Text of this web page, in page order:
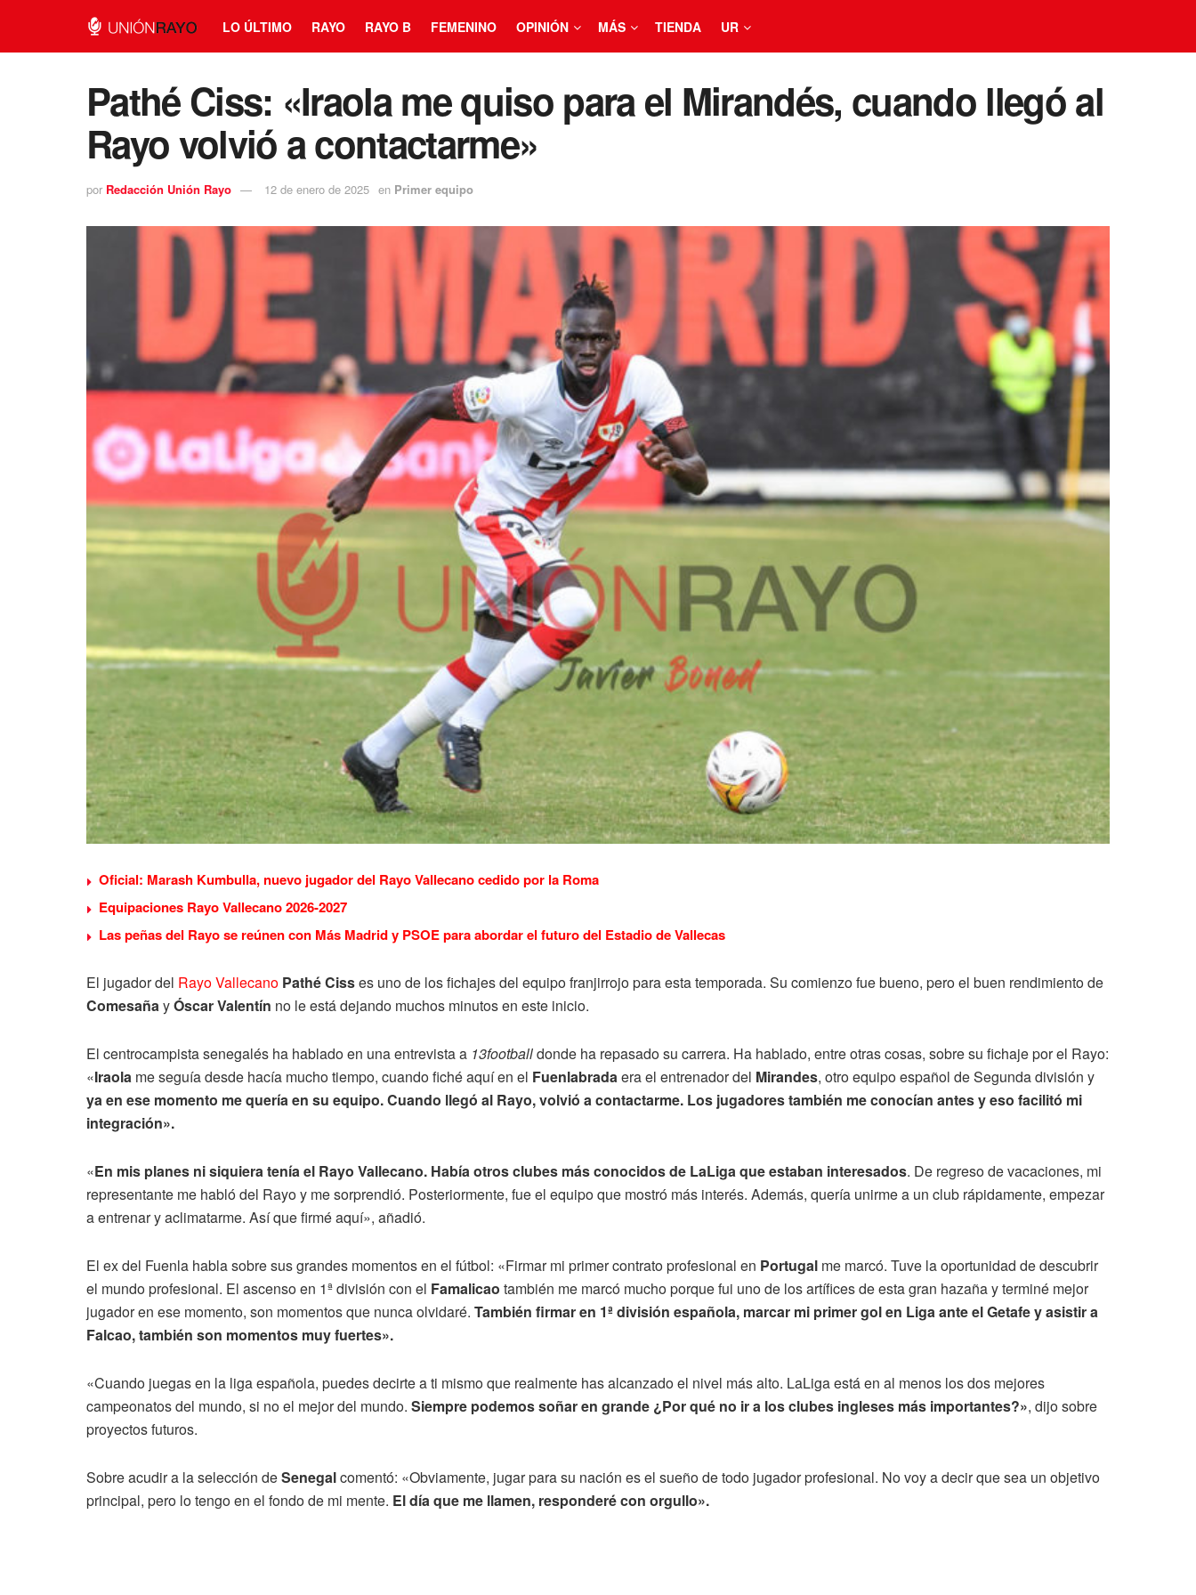
LO ÚLTIMO RAYO RAYO B FEMENINO OPINIÓN MÁS TIENDA UR
Pathé Ciss: «Iraola me quiso para el Mirandés, cuando llegó al
Rayo volvió a contactarme»
por Redacción Unión Rayo 12 de enero de 2025 en Primer equipo
Oficial: Marash Kumbulla, nuevo jugador del Rayo Vallecano cedido por la Roma
Equipaciones Rayo Vallecano 2026-2027
Las peñas del Rayo se reúnen con Más Madrid y PSOE para abordar el futuro del Estadio de Vallecas
El jugador del Rayo Vallecano Pathé Cisses uno de los fichajes del equipo franjirrojo para esta temporada. Su comienzo fue bueno, pero el buen rendimiento de
ComesañayÓscar Valentín no le está dejando muchos minutos en este inicio.
El centrocampista senegalés ha hablado en una entrevista a 13footballdonde ha repasado su carrera. Ha hablado, entre otras cosas, sobre su fichaje por el Rayo:
«Iraola me seguía desde hacía mucho tiempo, cuando fiché aquí en el Fuenlabradaera el entrenador del Mirandes, otro equipo español de Segunda división y
ya en ese momento me quería en su equipo. Cuando llegó al Rayo, volvió a contactarme. Los jugadores también me conocían antes y eso facilitó mi
integración».
«En mis planes ni siquiera tenía el Rayo Vallecano. Había otros clubes más conocidos de LaLiga que estaban interesados. De regreso de vacaciones, mi
representante me habló del Rayo y me sorprendió. Posteriormente, fue el equipo que mostró más interés. Además, quería unirme a un club rápidamente, empezar
a entrenar y aclimatarme. Así que firmé aquí», añadió.
El ex del Fuenla habla sobre sus grandes momentos en el fútbol: «Firmar mi primer contrato profesional en Portugal me marcó. Tuve la oportunidad de descubrir
el mundo profesional. El ascenso en 1ª división con el Famalicao también me marcó mucho porque fui uno de los artífices de esta gran hazaña y terminé mejor
jugador en ese momento, son momentos que nunca olvidaré. También firmar en 1ª división española, marcar mi primer gol en Liga ante el Getafe y asistir a
Falcao, también son momentos muy fuertes».
«Cuando juegas en la liga española, puedes decirte a ti mismo que realmente has alcanzado el nivel más alto. LaLiga está en al menos los dos mejores
campeonatos del mundo, si no el mejor del mundo. Siempre podemos soñar en grande ¿Por qué no ir a los clubes ingleses más importantes?», dijo sobre
proyectos futuros.
Sobre acudir a la selección deSenegalcomentó: «Obviamente, jugar para su nación es el sueño de todo jugador profesional. No voy a decir que sea un objetivo
principal, pero lo tengo en el fondo de mi mente. El día que me llamen, responderé con orgullo».